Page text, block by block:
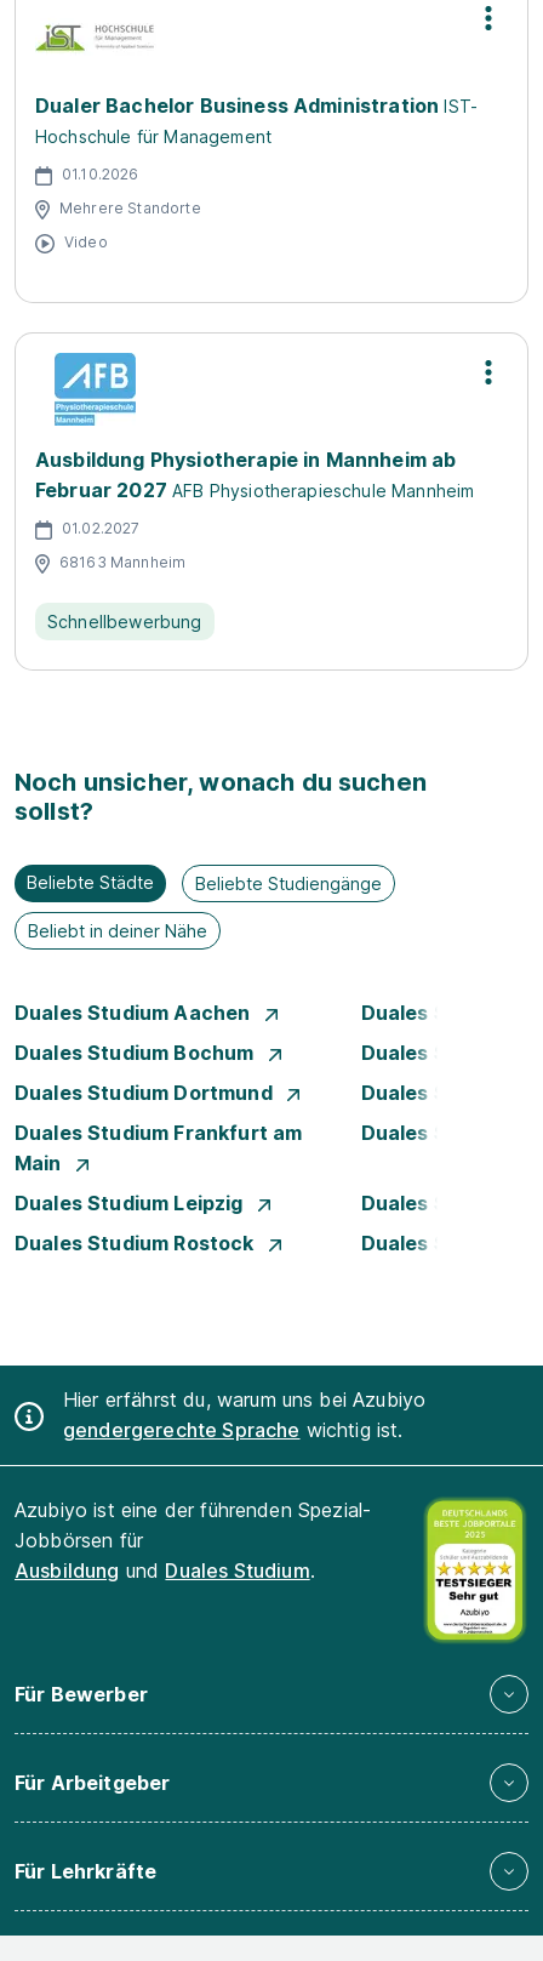
Dualer Bachelor Business Administration IST-
Hochschule für Management
01.10.2026
Mehrere Standorte
Video
Ausbildung Physiotherapie in Mannheim ab
Februar 2027 AFB Physiotherapieschule Mannheim
01.02.2027
68163 Mannheim
Schnellbewerbung
Noch unsicher, wonach du suchen
sollst?
Beliebte Städte Beliebte Studiengänge
Beliebt in deiner Nähe
Duales Studium Aachen
Duales Studium
Duales Studium Bochum
Duales Studium
Duales Studium Dortmund
Duales Studium
Duales Studium Frankfurt am
Main
Duales Studium
Duales Studium Leipzig
Duales Studium
Duales Studium Rostock
Duales Studium
Hier erfährst du, warum uns bei Azubiyo
gendergerechte Sprache wichtig ist.
Azubiyo ist eine der führenden Spezial-
Jobbörsen für
Ausbildung und Duales Studium.
Für Bewerber
Für Arbeitgeber
Für Lehrkräfte